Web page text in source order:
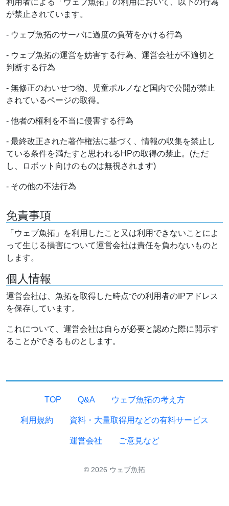
利用者による「ウェブ魚拓」の利用において、以下の行為
が禁止されています。
- ウェブ魚拓のサーバに過度の負荷をかける行為
- ウェブ魚拓の運営を妨害する行為、運営会社が不適切と
判断する行為
- 無修正のわいせつ物、児童ポルノなど国内で公開が禁止
されているページの取得。
- 他者の権利を不当に侵害する行為
- 最終改正された著作権法に基づく、情報の収集を禁止し
ている条件を満たすと思われるHPの取得の禁止。(ただ
し、ロボット向けのものは無視されます)
- その他の不法行為
免責事項
「ウェブ魚拓」を利用したこと又は利用できないことによ
って生じる損害について運営会社は責任を負わないものと
します。
個人情報
運営会社は、魚拓を取得した時点での利用者のIPアドレス
を保存しています。
これについて、運営会社は自らが必要と認めた際に開示す
ることができるものとします。
TOP Q&A ウェブ魚拓の考え方
利用規約 資料・大量取得用などの有料サービス
運営会社 ご意見など
© 2026 ウェブ魚拓